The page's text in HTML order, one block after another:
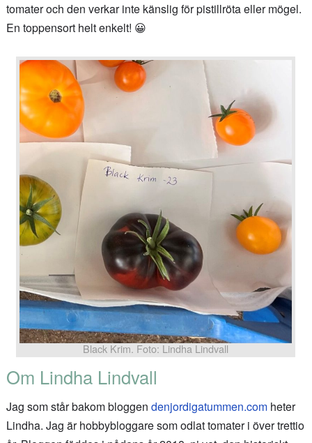
tomater och den verkar inte känslig för pistillröta eller mögel.
En toppensort helt enkelt! 😀
Black Krim. Foto: Lindha Lindvall
Om Lindha Lindvall
Jag som står bakom bloggen denjordigatummen.comheter
Lindha. Jag är hobbybloggare som odlat tomater i över trettio